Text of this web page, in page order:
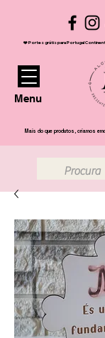
❤️ Portes grátis para Portugal
Menu
Mais do que produtos, criamos